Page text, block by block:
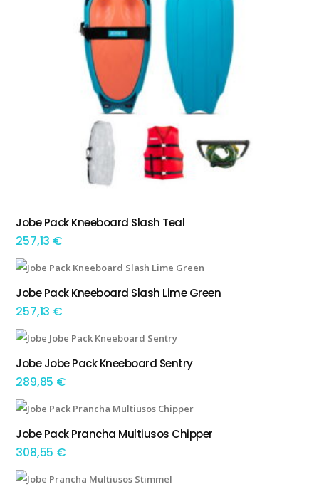
ADICIONAR
Jobe Pack Kneeboard Slash Teal
257,13 €
ADICIONAR
Jobe Pack Kneeboard Slash Lime Green
257,13 €
ADICIONAR
Jobe Jobe Pack Kneeboard Sentry
289,85 €
ADICIONAR
Jobe Pack Prancha Multiusos Chipper
308,55 €